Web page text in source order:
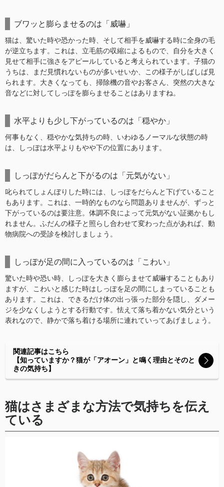
ブワッと膨らませるのは「威嚇」
猫は、驚いた時や恐かった時、そして相手を威嚇する時に全身の毛
が逆立ちます。これは、立毛筋の収縮によるもので、自分を大きく
見せて相手に強さをアピールしていると考えられています。子猫の
うちは、まだ見慣れないものが多いせいか、この様子がしばしば見
られます。大きくなっても、掃除機の音やお客さん、突然の大きな
音などに対してしっぽを膨らませることはありますね。
水平よりも少し下がっているのは「穏やか」
何事もなく、穏やかな気持ちの時、いわゆるノーマルな状態の時
は、しっぽは水平よりもやや下の位置にあります。
しっぽがだらんと下がるのは「元気がない」
叱られてしょんぼりした時には、しっぽをだらんと下げていること
もあります。これは、一時的なものなら問題ありませんが、ずっと
下がっているのは要注意。体調不良によって元気がない証拠かもし
れません。ふだんの様子と照らし合わせて変わった点があれば、動
物病院への受診を検討しましょう。
しっぽが足の間に入っているのは「こわい」
驚いた時や恐い時、しっぽを大きく膨らませて威嚇することもあり
ますが、こわいと感じた時はしっぽを足の間にしまっていることも
あります。これは、できるだけ体の出っ張った部分を隠し、ダメー
ジを少なくしようとする行動です。怯えて落ち着かない気分という
表れなので、静かで落ち着ける場所に連れていってあげましょう。
関連記事はこちら
【知っていますか？猫が「アオーン」と鳴く理由とそのと
きの気持ち】
猫はさまざまな方法で気持ちを伝え
ている